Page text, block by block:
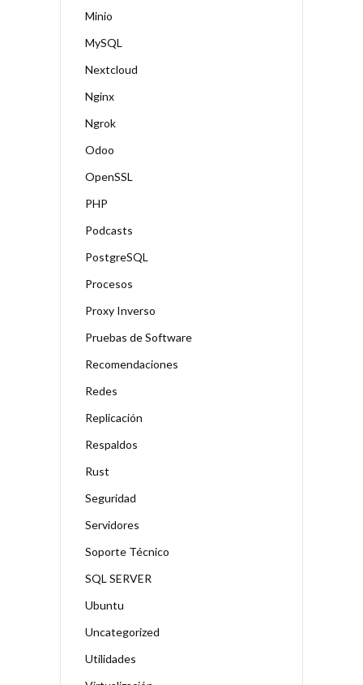
Minio
MySQL
Nextcloud
Nginx
Ngrok
Odoo
OpenSSL
PHP
Podcasts
PostgreSQL
Procesos
Proxy Inverso
Pruebas de Software
Recomendaciones
Redes
Replicación
Respaldos
Rust
Seguridad
Servidores
Soporte Técnico
SQL SERVER
Ubuntu
Uncategorized
Utilidades